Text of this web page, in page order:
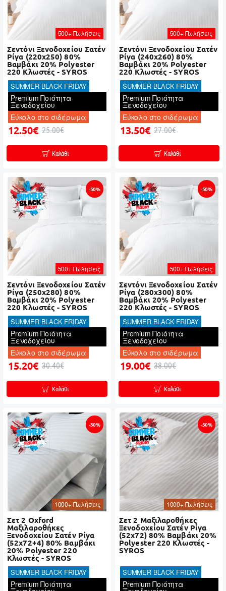
500+ Πωλήσεις
Σεντόνι Ξενοδοχείου Σατέν
Ρίγα (220x250) 80%
Βαμβάκι 20% Polyester
220 Κλωστές - SYROS
SUMMER BLACK FRIDAY
Premium Ποιότητα
Ξενοδοχείου
Εύκολο στο σιδέρωμα
12.50€ 25.00€
Καλάθι
500+ Πωλήσεις
Σεντόνι Ξενοδοχείου Σατέν
Ρίγα (240x260) 80%
Βαμβάκι 20% Polyester
220 Κλωστές - SYROS
SUMMER BLACK FRIDAY
Premium Ποιότητα
Ξενοδοχείου
Εύκολο στο σιδέρωμα
13.50€ 27.00€
Καλάθι
500+ Πωλήσεις
-50%
Σεντόνι Ξενοδοχείου Σατέν
Ρίγα (250x280) 80%
Βαμβάκι 20% Polyester
220 Κλωστές - SYROS
SUMMER BLACK FRIDAY
Premium Ποιότητα
Ξενοδοχείου
Εύκολο στο σιδέρωμα
15.20€ 30.40€
Καλάθι
500+ Πωλήσεις
-50%
Σεντόνι Ξενοδοχείου Σατέν
Ρίγα (280x300) 80%
Βαμβάκι 20% Polyester
220 Κλωστές - SYROS
SUMMER BLACK FRIDAY
Premium Ποιότητα
Ξενοδοχείου
Εύκολο στο σιδέρωμα
19.00€ 38.00€
Καλάθι
1000+ Πωλήσεις
-50%
Σετ 2 Oxford
Μαξιλαροθήκες
Ξενοδοχείου Σατέν Ρίγα
(52x72+4) 80% Βαμβάκι
20% Polyester 220
Κλωστές - SYROS
SUMMER BLACK FRIDAY
Premium Ποιότητα
1000+ Πωλήσεις
-50%
Σετ 2 Μαξιλαροθήκες
Ξενοδοχείου Σατέν Ρίγα
(52x72) 80% Βαμβάκι 20%
Polyester 220 Κλωστές -
SYROS
SUMMER BLACK FRIDAY
Premium Ποιότητα